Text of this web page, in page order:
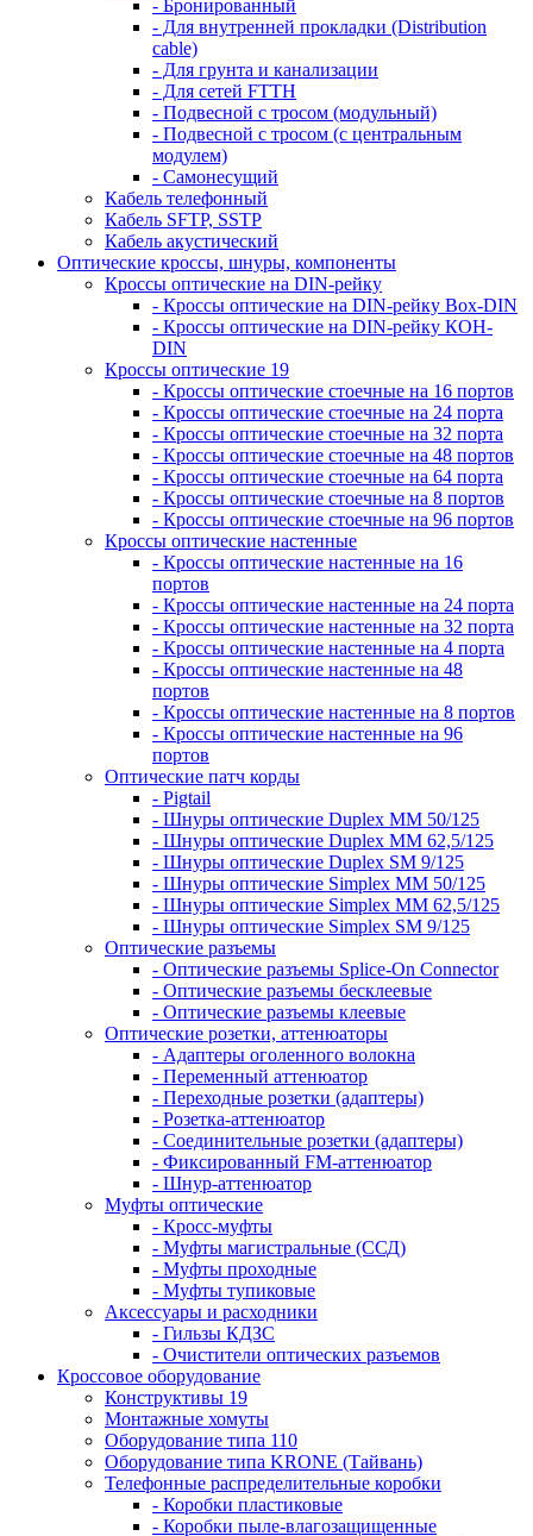
- Бронированный
- Для внутренней прокладки (Distribution
cable)
- Для грунта и канализации
- Для сетей FTTH
- Подвесной с тросом (модульный)
- Подвесной с тросом (с центральным
модулем)
- Самонесущий
Кабель телефонный
Кабель SFTP, SSTP
Кабель акустический
Оптические кроссы, шнуры, компоненты
Кроссы оптические на DIN-рейку
- Кроссы оптические на DIN-рейку Box-DIN
- Кроссы оптические на DIN-рейку КОН-
DIN
Кроссы оптические 19
- Кроссы оптические стоечные на 16 портов
- Кроссы оптические стоечные на 24 порта
- Кроссы оптические стоечные на 32 порта
- Кроссы оптические стоечные на 48 портов
- Кроссы оптические стоечные на 64 порта
- Кроссы оптические стоечные на 8 портов
- Кроссы оптические стоечные на 96 портов
Кроссы оптические настенные
- Кроссы оптические настенные на 16
портов
- Кроссы оптические настенные на 24 порта
- Кроссы оптические настенные на 32 порта
- Кроссы оптические настенные на 4 порта
- Кроссы оптические настенные на 48
портов
- Кроссы оптические настенные на 8 портов
- Кроссы оптические настенные на 96
портов
Оптические патч корды
- Pigtail
- Шнуры оптические Duplex MM 50/125
- Шнуры оптические Duplex MM 62,5/125
- Шнуры оптические Duplex SM 9/125
- Шнуры оптические Simplex MM 50/125
- Шнуры оптические Simplex MM 62,5/125
- Шнуры оптические Simplex SM 9/125
Оптические разъемы
- Оптические разъемы Splice-On Connector
- Оптические разъемы бесклеевые
- Оптические разъемы клеевые
Оптические розетки, аттенюаторы
- Адаптеры оголенного волокна
- Переменный аттенюатор
- Переходные розетки (адаптеры)
- Розетка-аттенюатор
- Соединительные розетки (адаптеры)
- Фиксированный FM-аттенюатор
- Шнур-аттенюатор
Муфты оптические
- Кросс-муфты
- Муфты магистральные (ССД)
- Муфты проходные
- Муфты тупиковые
Аксессуары и расходники
- Гильзы КДЗС
- Очистители оптических разъемов
Кроссовое оборудование
Конструктивы 19
Монтажные хомуты
Оборудование типа 110
Оборудование типа KRONE (Тайвань)
Телефонные распределительные коробки
- Коробки пластиковые
- Коробки пыле-влагозащищенные